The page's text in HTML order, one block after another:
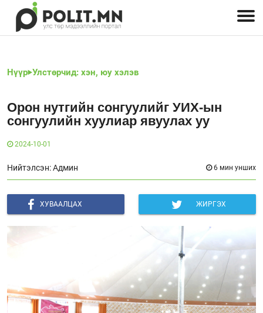
Нүүр Улстөрчид: хэн, юу хэлэв
Орон нутгийн сонгуулийг УИХ-ын
сонгуулийн хуулиар явуулах уу
2024-10-01
Нийтэлсэн: Админ 6 мин унших
ХУВААЛЦАХ ЖИРГЭХ